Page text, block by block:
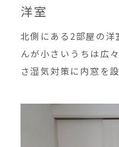
洋室
北側にある2部屋の
んが小さいうちは広
さ湿気対策に内窓を